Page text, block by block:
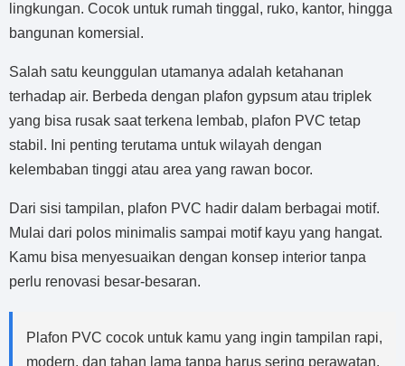
lingkungan. Cocok untuk rumah tinggal, ruko, kantor, hingga
bangunan komersial.
Salah satu keunggulan utamanya adalah ketahanan
terhadap air. Berbeda dengan plafon gypsum atau triplek
yang bisa rusak saat terkena lembab, plafon PVC tetap
stabil. Ini penting terutama untuk wilayah dengan
kelembaban tinggi atau area yang rawan bocor.
Dari sisi tampilan, plafon PVC hadir dalam berbagai motif.
Mulai dari polos minimalis sampai motif kayu yang hangat.
Kamu bisa menyesuaikan dengan konsep interior tanpa
perlu renovasi besar-besaran.
Plafon PVC cocok untuk kamu yang ingin tampilan rapi,
modern, dan tahan lama tanpa harus sering perawatan.